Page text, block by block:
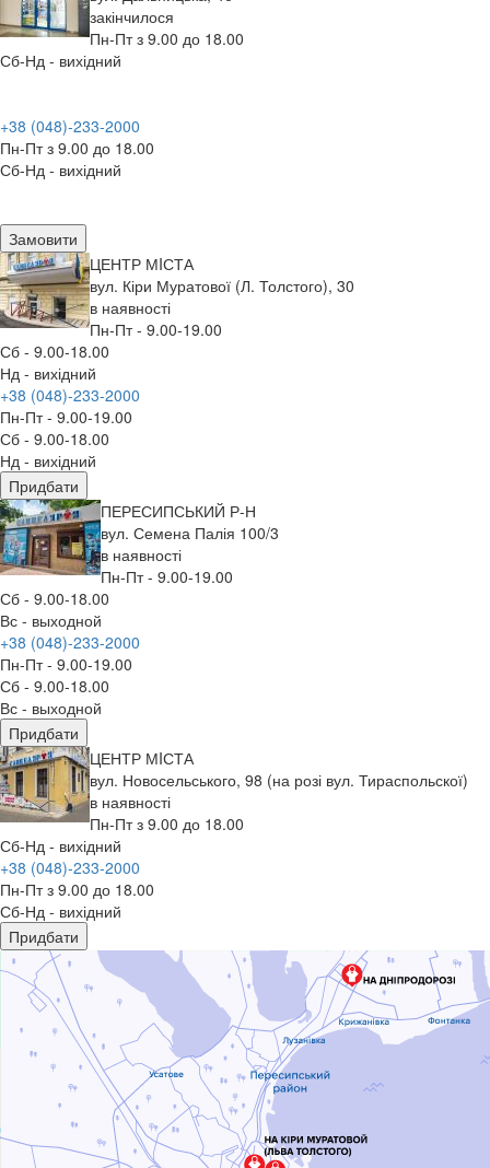
закінчилося
Пн-Пт з 9.00 до 18.00
Сб-Нд - вихідний
+38 (048)-233-2000
Пн-Пт з 9.00 до 18.00
Сб-Нд - вихідний
Замовити
ЦЕНТР МIСТА
вул. Кіри Муратової (Л. Толстого), 30
в наявності
Пн-Пт - 9.00-19.00
Сб - 9.00-18.00
Нд - вихідний
+38 (048)-233-2000
Пн-Пт - 9.00-19.00
Сб - 9.00-18.00
Нд - вихідний
Придбати
ПЕРЕСИПСЬКИЙ Р-Н
вул. Семена Палія 100/3
в наявності
Пн-Пт - 9.00-19.00
Сб - 9.00-18.00
Вс - выходной
+38 (048)-233-2000
Пн-Пт - 9.00-19.00
Сб - 9.00-18.00
Вс - выходной
Придбати
ЦЕНТР МIСТА
вул. Новосельського, 98 (на розі вул. Тираспольскої)
в наявності
Пн-Пт з 9.00 до 18.00
Сб-Нд - вихідний
+38 (048)-233-2000
Пн-Пт з 9.00 до 18.00
Сб-Нд - вихідний
Придбати